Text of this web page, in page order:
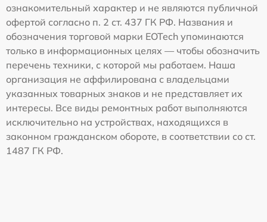
ознакомительный характер и не являются публичной
офертой согласно п. 2 ст. 437 ГК РФ. Названия и
обозначения торговой марки EOTech упоминаются
только в информационных целях — чтобы обозначить
перечень техники, с которой мы работаем. Наша
организация не аффилирована с владельцами
указанных товарных знаков и не представляет их
интересы. Все виды ремонтных работ выполняются
исключительно на устройствах, находящихся в
законном гражданском обороте, в соответствии со ст.
1487 ГК РФ.